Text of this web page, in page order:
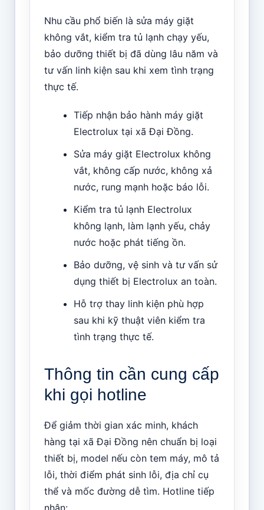
Nhu cầu phổ biến là sửa máy giặt
không vắt, kiểm tra tủ lạnh chạy yếu,
bảo dưỡng thiết bị đã dùng lâu năm và
tư vấn linh kiện sau khi xem tình trạng
thực tế.
Tiếp nhận bảo hành máy giặt
Electrolux tại xã Đại Đồng.
Sửa máy giặt Electrolux không
vắt, không cấp nước, không xả
nước, rung mạnh hoặc báo lỗi.
Kiểm tra tủ lạnh Electrolux
không lạnh, làm lạnh yếu, chảy
nước hoặc phát tiếng ồn.
Bảo dưỡng, vệ sinh và tư vấn sử
dụng thiết bị Electrolux an toàn.
Hỗ trợ thay linh kiện phù hợp
sau khi kỹ thuật viên kiểm tra
tình trạng thực tế.
Thông tin cần cung cấp
khi gọi hotline
Để giảm thời gian xác minh, khách
hàng tại xã Đại Đồng nên chuẩn bị loại
thiết bị, model nếu còn tem máy, mô tả
lỗi, thời điểm phát sinh lỗi, địa chỉ cụ
thể và mốc đường dễ tìm. Hotline tiếp
nhận: .